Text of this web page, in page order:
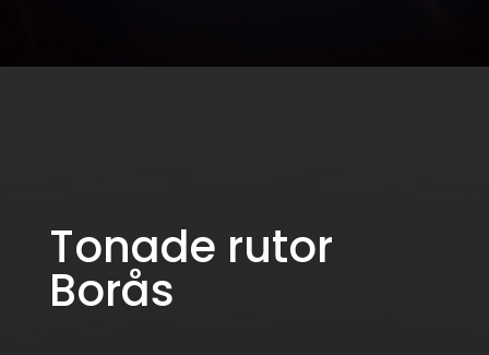
Tonade rutor
Borås